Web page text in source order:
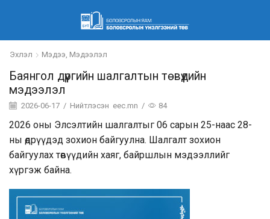
Эхлэл Мэдээ, Мэдээлэл
Баянгол дүүргийн шалгалтын төвүүдийн
мэдээлэл
2026-06-17 / Нийтлэсэн eec.mn / 84
2026 оны Элсэлтийн шалгалтыг 06 сарын 25-наас 28-
ны өдрүүдэд зохион байгуулна. Шалгалт зохион
байгуулах төвүүдийн хаяг, байршлын мэдээллийг
хүргэж байна.